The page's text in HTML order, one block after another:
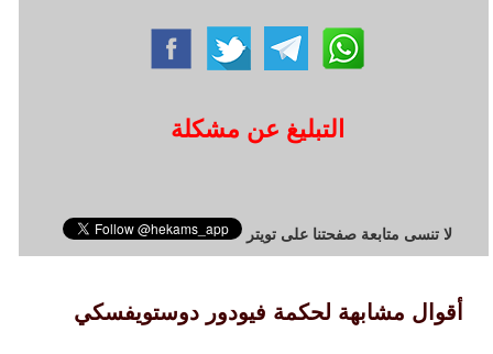
التبليغ عن مشكلة
لا تنسى متابعة صفحتنا على تويتر
أقوال مشابهة لحكمة فيودور دوستويفسكي